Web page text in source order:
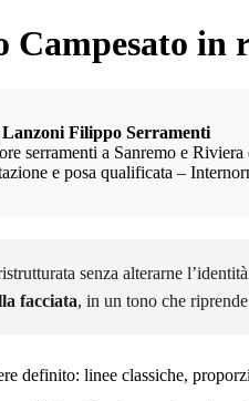
Campesato
Lanzoni Filippo Serramenti
serramenti a Sanremo e Riviera
e posa qualificata –
senza alterarne
facciata, in un tono che
definito: linee classiche,